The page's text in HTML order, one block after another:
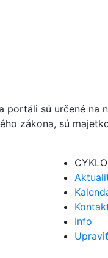
portáli sú určené na
zákona, sú
Info